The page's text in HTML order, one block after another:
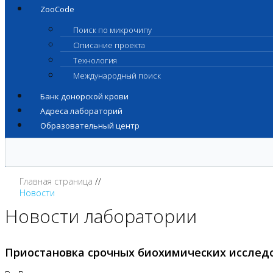
ZooCode
Поиск по микрочипу
Описание проекта
Технология
Международный поиск
Банк донорской крови
Адреса лабораторий
Образовательный центр
Главная страница
Новости
Новости лаборатории
Приостановка срочных биохимических